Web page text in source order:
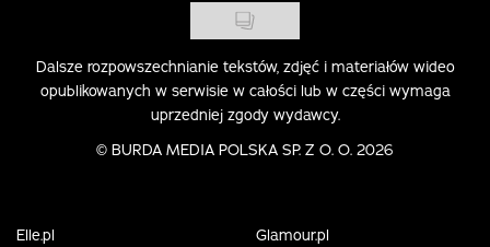
Dalsze rozpowszechnianie tekstów, zdjęć i materiałów wideo
opublikowanych w serwisie w całości lub w części wymaga
uprzedniej zgody wydawcy.
© BURDA MEDIA POLSKA SP. Z O. O. 2026
Elle.pl
Glamour.pl